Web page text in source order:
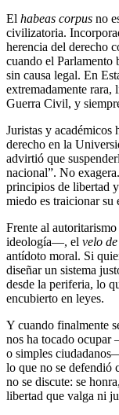
El habeas corpus no
civilizatoria.
herencia del derecho
cuando el Parlamento
sin causa legal. En
extremadamente rara,
Guerra Civil, y
Juristas y
derecho en la
advirtió que
nacional”. No
principios de libertad
miedo es traicionar su
Frente al
ideología—, el velo
antídoto moral. Si
diseñar un sistema
desde la periferia, lo
encubierto en leyes.
Y cuando finalmente
nos ha tocado ocupar
o simples
lo que no se defendió
no se discute: se
libertad que valga ni